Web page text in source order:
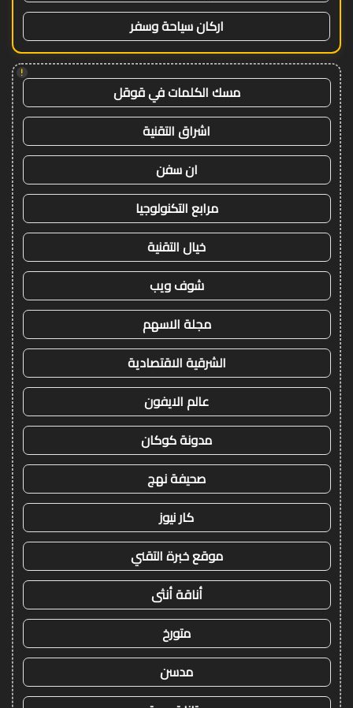
اركان سياحة وسفر
!
مسك الكلمات في قوقل
اشراق التقنية
ان سفن
مرابع التكنولوجيا
خيال التقنية
شوف ويب
مجلة الاسهم
الشرقية الاقتصادية
عالم الايفون
مدونة كوكان
صحيفة نهج
كار نيوز
موقع خبرة التقني
أناقة أنثى
متورخ
مدسن